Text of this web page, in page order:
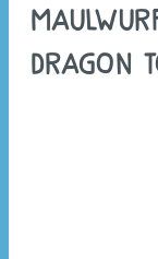
Dragon